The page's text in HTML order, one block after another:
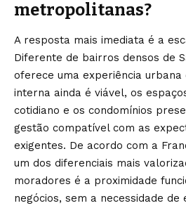
metropolitanas?
A resposta mais imediata é a
Diferente de bairros densos de
oferece uma experiência urbana
interna ainda é viável, os
cotidiano e os condomínios
gestão compatível com as
exigentes. De acordo com a
um dos diferenciais mais
moradores é a proximidade
negócios, sem a necessidade